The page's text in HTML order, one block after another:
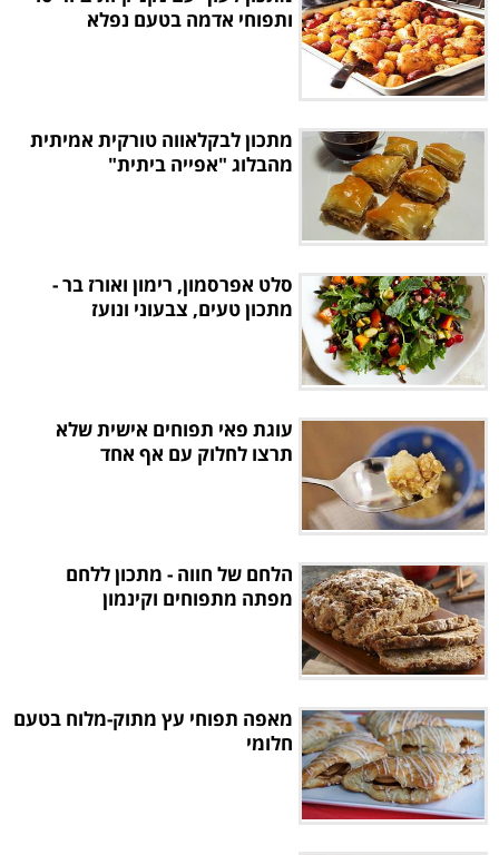
ותפוחי אדמה בטעם נפלא
מתכון לבקלאווה טורקית אמיתית
מהבלוג "אפייה ביתית"
סלט אפרסמון, רימון ואורז בר -
מתכון טעים, צבעוני ונועז
עוגת פאי תפוחים אישית שלא
תרצו לחלוק עם אף אחד
הלחם של חווה - מתכון ללחם
מפתה מתפוחים וקינמון
מאפה תפוחי עץ מתוק-מלוח בטעם
חלומי